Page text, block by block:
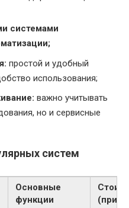
системами
простой и удобный
использования;
важно учитывать
но и сервисные
систем
Основные
функции